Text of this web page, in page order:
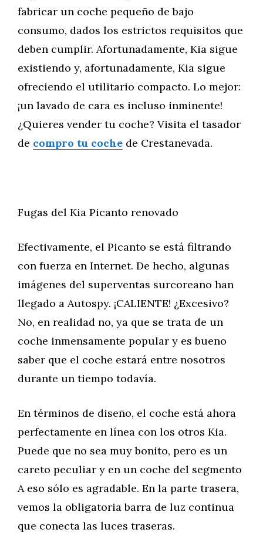
fabricar un coche pequeño de bajo
consumo, dados los estrictos requisitos que
deben cumplir. Afortunadamente, Kia sigue
existiendo y, afortunadamente, Kia sigue
ofreciendo el utilitario compacto. Lo mejor:
¡un lavado de cara es incluso inminente!
¿Quieres vender tu coche? Visita el tasador
de compro tu coche de Crestanevada.
Fugas del Kia Picanto renovado
Efectivamente, el Picanto se está filtrando
con fuerza en Internet. De hecho, algunas
imágenes del superventas surcoreano han
llegado a Autospy. ¡CALIENTE! ¿Excesivo?
No, en realidad no, ya que se trata de un
coche inmensamente popular y es bueno
saber que el coche estará entre nosotros
durante un tiempo todavía.
En términos de diseño, el coche está ahora
perfectamente en línea con los otros Kia.
Puede que no sea muy bonito, pero es un
careto peculiar y en un coche del segmento
A eso sólo es agradable. En la parte trasera,
vemos la obligatoria barra de luz continua
que conecta las luces traseras.